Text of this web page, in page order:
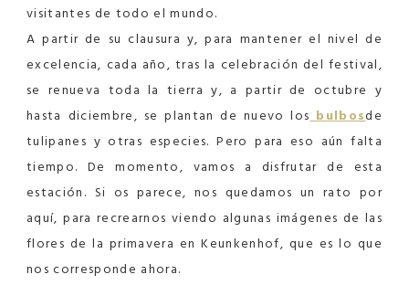
visitantes de todo el mundo.
A partir de su clausura y, para mantener el nivel de
excelencia, cada año, tras la celebración del festival,
se renueva toda la tierra y, a partir de octubre y
hasta diciembre, se plantan de nuevo los bulbosde
tulipanes y otras especies. Pero para eso aún falta
tiempo. De momento, vamos a disfrutar de esta
estación. Si os parece, nos quedamos un rato por
aquí, para recrearnos viendo algunas imágenes de las
flores de la primavera en Keunkenhof, que es lo que
nos corresponde ahora.